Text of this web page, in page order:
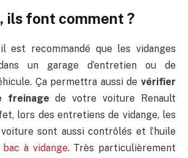
ils font comment ?
est recommandé que les vidanges
un garage d’entretien ou de
Ça permettra aussi de vérifier
freinagede votre voiture Renault
lors des entretiens de vidange, les
sont aussi contrôlés et l’huile
bac à vidange. Très particulièrement